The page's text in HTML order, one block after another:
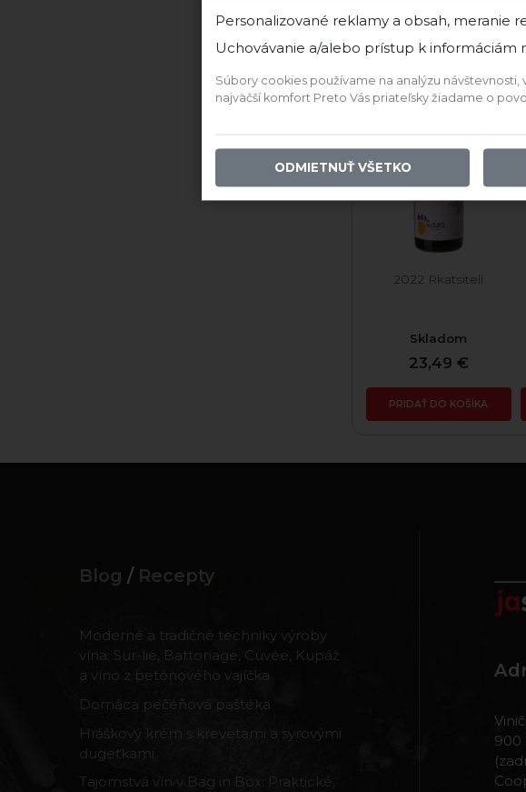
2022 Rkatsiteli
Skladom
23,49 €
PRIDAŤ DO KOŠÍKA
Blog / Recepty
Moderné a tradičné techniky výroby
vína: Sur-lie, Battonage, Cuvée, Kupáž
a víno z betónového vajíčka
Domáca pečeňová paštéka
Hráškový krém s krevetami a syrovými
dugetkami
Tajomstvá vín v Bag in Box: Praktické,
900
Personalizované reklamy a obsah, meranie
Uchovávanie a/alebo prístup k informáciám
Súbory cookies používame na analýzu
najväčší komfort Preto Vás priateľsky žiadame o
ODMIETNUŤ VŠETKO